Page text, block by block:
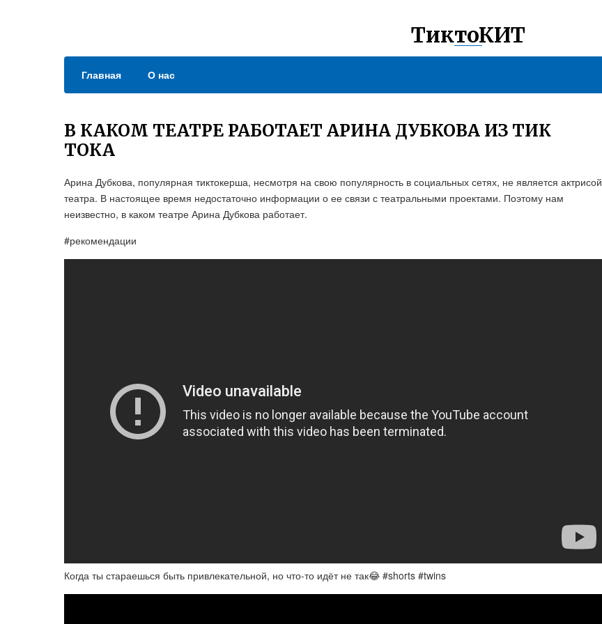
ТиктоКИТ
Главная О нас
В КАКОМ ТЕАТРЕ РАБОТАЕТ АРИНА ДУБКОВА ИЗ ТИК
ТОКА
Арина Дубкова, популярная тиктокерша, несмотря на свою популярность в социальных сетях, не является актрисой
театра. В настоящее время недостаточно информации о ее связи с театральными проектами. Поэтому нам
неизвестно, в каком театре Арина Дубкова работает.
#рекомендации
Когда ты стараешься быть привлекательной, но что-то идёт не так😂 #shorts #twins